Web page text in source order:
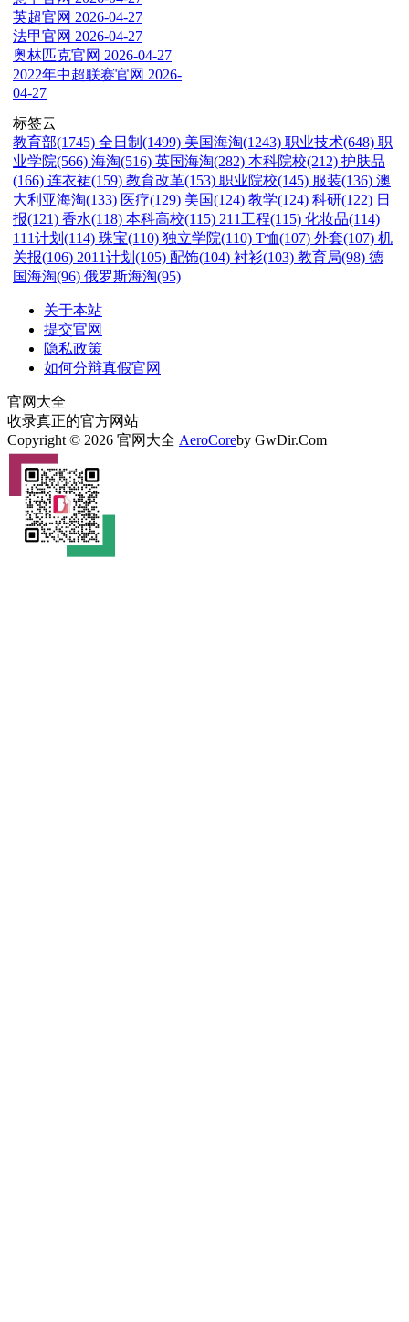
英超官网 2026-04-27
法甲官网 2026-04-27
奥林匹克官网 2026-04-27
2022年中超联赛官网 2026-
04-27
标签云
教育部(1745) 全日制(1499) 美国海淘(1243) 职业技术(648) 职
业学院(566) 海淘(516) 英国海淘(282) 本科院校(212) 护肤品
(166) 连衣裙(159) 教育改革(153) 职业院校(145) 服装(136) 澳
大利亚海淘(133) 医疗(129) 美国(124) 教学(124) 科研(122) 日
报(121) 香水(118) 本科高校(115) 211工程(115) 化妆品(114)
111计划(114) 珠宝(110) 独立学院(110) T恤(107) 外套(107) 机
关报(106) 2011计划(105) 配饰(104) 衬衫(103) 教育局(98) 德
国海淘(96) 俄罗斯海淘(95)
关于本站
提交官网
隐私政策
如何分辩真假官网
官网大全
收录真正的官方网站
Copyright © 2026 官网大全 AeroCoreby GwDir.Com